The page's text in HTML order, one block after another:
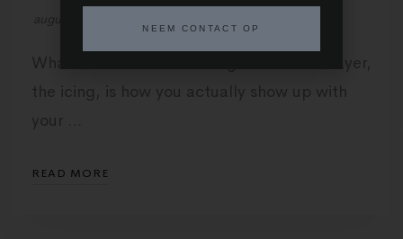
augustus 25, 2022
What’s a cake without icing? That outer layer,
the icing, is how you actually show up with
your …
READ MORE
NEEM CONTACT OP